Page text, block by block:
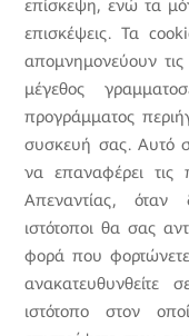
επίσκεψη, ενώ τα
επισκέψεις. Τα
απομνημονεύουν
μέγεθος
προγράμματος
συσκευή σας. Αυτό
να επαναφέρει τις
Απεναντίας, όταν
ιστότοποι θα σας
φορά που φορτώνετε
ιστότοπο στον